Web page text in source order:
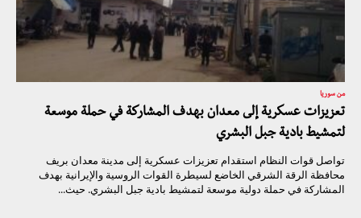
من سوريا
تعزيزات عسكرية إلى معدان بهدف المشاركة في حملة موسعة
لتمشيط بادية جبل البشري
تواصل قوات النظام استقدام تعزيزات عسكرية إلى مدينة معدان بريف
محافظة الرقة الشرقي الخاضع لسيطرة القوات الروسية والإيرانية بهدف
المشاركة في حملة دولية موسعة لتمشيط بادية جبل البشري. حيث...